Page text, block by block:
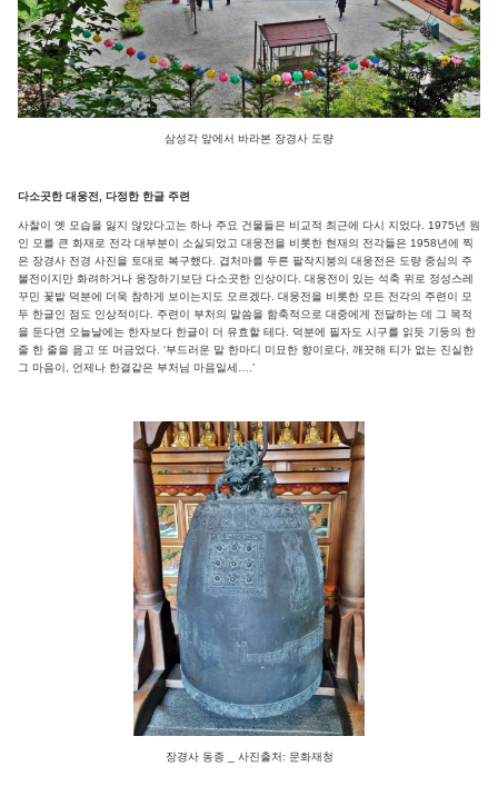
삼성각 앞에서 바라본 장경사 도량
다소곳한 대웅전, 다정한 한글 주련
사찰이 옛 모습을 잃지 않았다고는 하나 주요 건물들은 비교적 최근에 다시 지었다. 1975년 원
인 모를 큰 화재로 전각 대부분이 소실되었고 대웅전을 비롯한 현재의 전각들은 1958년에 찍
은 장경사 전경 사진을 토대로 복구했다. 겹처마를 두른 팔작지붕의 대웅전은 도량 중심의 주
불전이지만 화려하거나 웅장하기보단 다소곳한 인상이다. 대웅전이 있는 석축 위로 정성스레
꾸민 꽃밭 덕분에 더욱 참하게 보이는지도 모르겠다. 대웅전을 비롯한 모든 전각의 주련이 모
두 한글인 점도 인상적이다. 주련이 부처의 말씀을 함축적으로 대중에게 전달하는 데 그 목적
을 둔다면 오늘날에는 한자보다 한글이 더 유효할 테다. 덕분에 필자도 시구를 읽듯 기둥의 한
줄 한 줄을 읊고 또 머금었다. ‘부드러운 말 한마디 미묘한 향이로다, 깨끗해 티가 없는 진실한
그 마음이, 언제나 한결같은 부처님 마음일세….’
장경사 동종 _ 사진출처: 문화재청